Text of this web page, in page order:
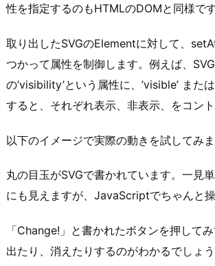
性を指定するのもHTMLのDOMと同様です
取り出したSVGのElementに対して、
つかって属性を制御します。例えば、
の’visibility’という属性に、’visible’ また
すると、それぞれ表示、非表示、をコント
以下のイメージで実際の動きを試してみま
丸の目玉がSVGで書かれています。一見
にも見えますが、JavaScriptでちゃんと操
「Change!」と書かれたボタンを押して
出たり、消えたりするのがわかるでしょ